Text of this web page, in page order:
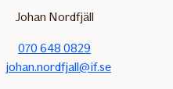
Johan Nordfjäll
070 648 0829
johan.nordfjall@if.se